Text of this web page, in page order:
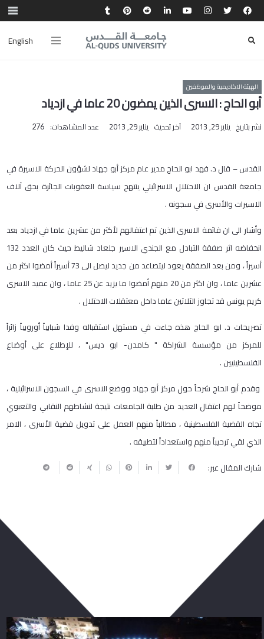
English
الهيئة الاكاديمية والموظفين
أبو الحاج : الاسرى الذين يمضون 20 عاما في ازدياد
نشر بتاريخ يناير 29, 2013 آخر تحديث يناير 29, 2013 عدد المشاهدات: 276
القدس – قال د. فهد ابو الحاج مدير عام مركز أبو جهاد لشؤون الحركة الاسيرة في
جامعة القدس ان الاحتلال الاسرائيلي ينتهج سياسة العقوبات الجائرة بحق آلاف
الاسيرات والأسرى في سجونه .
وأشار الى ان قائمة الاسرى الذين تم اعتقالهم لأكثر من عشرين عاما في ازدياد بعد
انخفاضه اثر صفقة التبادل مع الجندي الاسير جلعاد شاليط حيث كان العدد 132
أسيراً ، ومن بعد الصفقة يعود ليتصاعد من جديد ليصل الى 73 أسيراً أمضوا اكثر من
عشرين عاما ، وان اكثر من 20 منهم أمضوا ما يزيد عن 25 عاما ، وان عميد الاسرى
كريم يونس قد تجاوز الثلاثين عاما داخل معتقلات الاحتلال .
تصريحات د. ابو الحاج هذه جاءت في مستهل استقباله وفدا شبابياً أوروبياً زائراً
للمركز من مؤسسة الشراكة " كامدن- ابو ديس" ، للإطلاع على أوضاع
الفلسطينيين .
وقدم أبو الحاج شرحاً حول مركز أبو جهاد ووضع الاسرى في السجون الاسرائيلية ،
موضحاً لهم اعتقال العديد من طلبة الجامعات نتيجة لنشاطهم النقابي والتعبوي
تجاه القضية الفلسطينية ، مطالباً منهم العمل على تدويل قضية الأسرى ، الامر
الذي لقي ترحيباً منهم واستعداداً لتطبيقه .
شارك المقال عبر: